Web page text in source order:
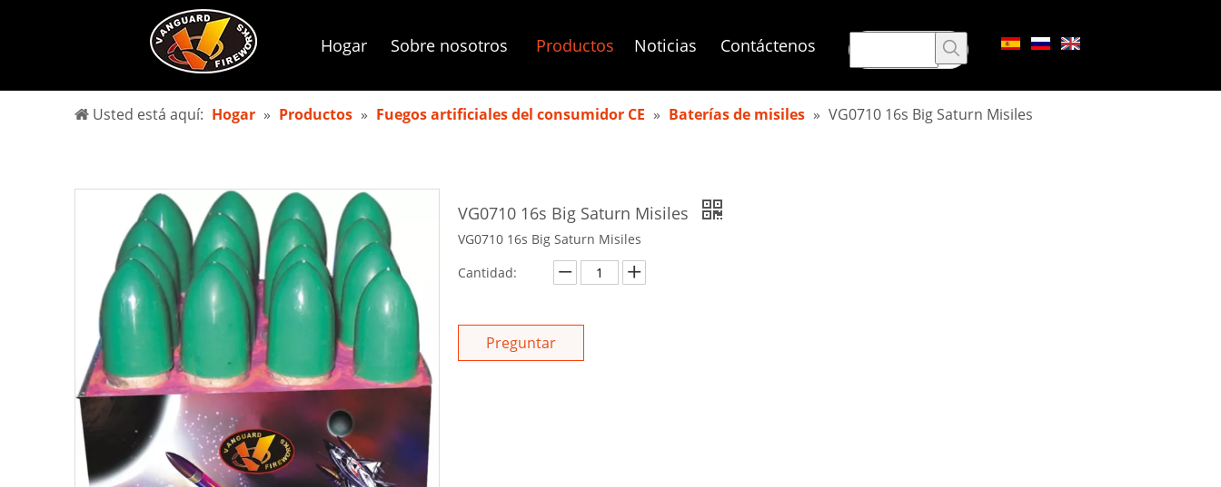
Hogar Sobre nosotros Productos Noticias Contáctenos
Usted está aquí: Hogar » Productos » Fuegos artificiales del consumidor CE » Baterías de misiles » VG0710 16s Big Saturn Misiles
VG0710 16s Big Saturn Misiles
VG0710 16s Big Saturn Misiles
Cantidad:
Preguntar